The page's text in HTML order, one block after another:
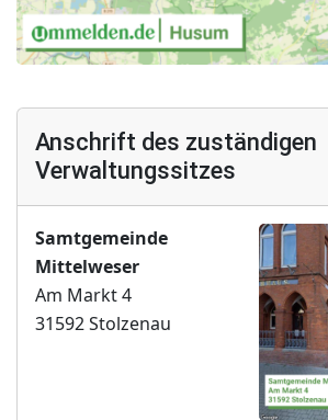
Anschrift des zuständigen
Verwaltungssitzes
Samtgemeinde
Mittelweser
Am Markt 4
31592 Stolzenau